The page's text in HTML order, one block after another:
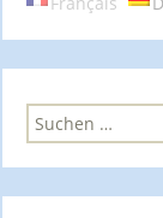
S
u